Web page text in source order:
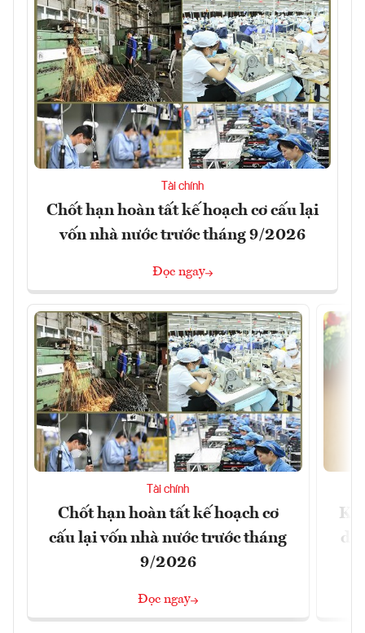
Tài chính
Chốt hạn hoàn tất kế hoạch cơ cấu lại
vốn nhà nước trước tháng 9/2026
Đọc ngay
Tài chính
Chốt hạn hoàn tất kế hoạch cơ
cấu lại vốn nhà nước trước tháng
9/2026
Đọc ngay